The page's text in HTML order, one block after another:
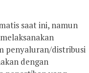
saat ini, namun
penyaluran/distribusi
dengan